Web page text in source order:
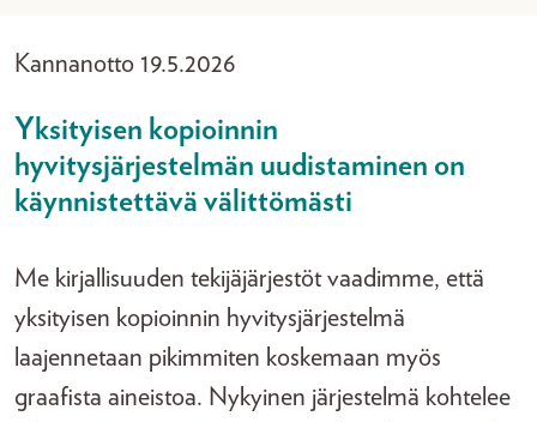
Kannanotto 19.5.2026
Yksityisen kopioinnin
hyvitysjärjestelmän uudistaminen on
käynnistettävä välittömästi
Me kirjallisuuden tekijäjärjestöt vaadimme, että
yksityisen kopioinnin hyvitysjärjestelmä
laajennetaan pikimmiten koskemaan myös
graafista aineistoa. Nykyinen järjestelmä kohtelee